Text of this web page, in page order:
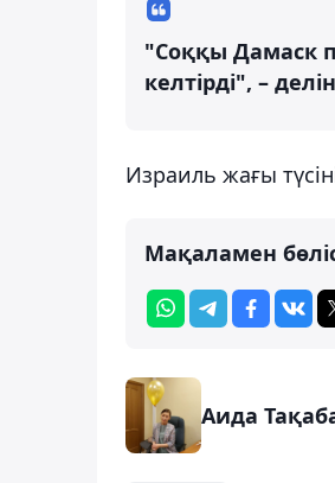
"Соққы Дамаск
келтірді", –
Израиль жағы
Мақаламен
Аида